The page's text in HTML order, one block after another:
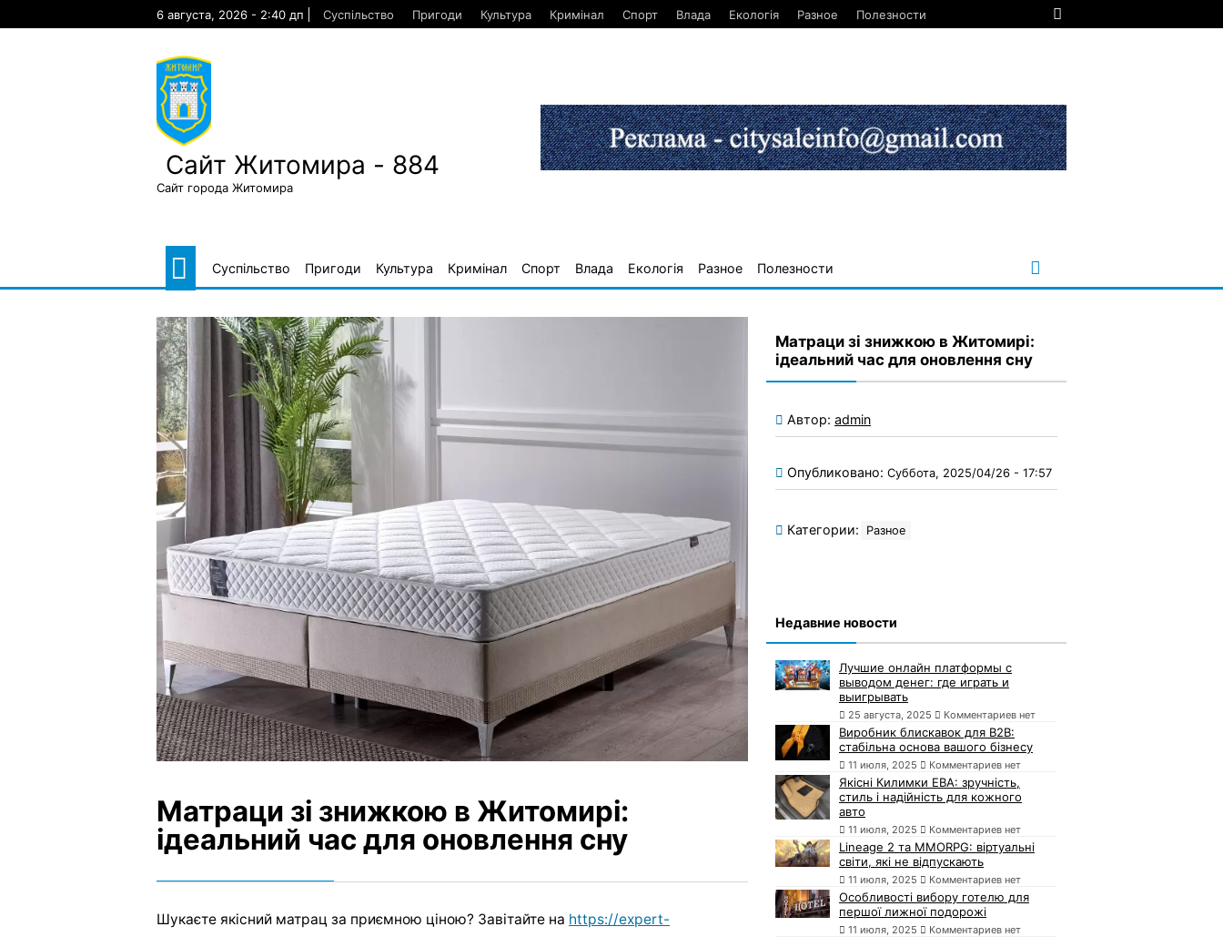
6 августа, 2026 - 2:40 дп Суспільство Пригоди Культура Кримінал Спорт Влада Екологія Разное Полезности
Сайт Житомира - 884
Сайт города Житомира
Суспільство Пригоди Культура Кримінал Спорт Влада Екологія Разное Полезности
Матраци зі знижкою в Житомирі:
ідеальний час для оновлення сну
Шукаєте якісний матрац за приємною ціною? Завітайте на https://expert-
Матраци зі знижкою в Житомирі:
ідеальний час для оновлення сну
Автор: admin
Опубликовано: Суббота, 2025/04/26 - 17:57
Категории: Разное
Недавние новости
Лучшие онлайн платформы с
выводом денег: где играть и
выигрывать
25 августа, 2025 Комментариев нет
Виробник блискавок для B2B:
стабільна основа вашого бізнесу
11 июля, 2025 Комментариев нет
Якісні Килимки ЕВА: зручність,
стиль і надійність для кожного
авто
11 июля, 2025 Комментариев нет
Lineage 2 та MMORPG: віртуальні
світи, які не відпускають
11 июля, 2025 Комментариев нет
Особливості вибору готелю для
першої лижної подорожі
11 июля, 2025 Комментариев нет